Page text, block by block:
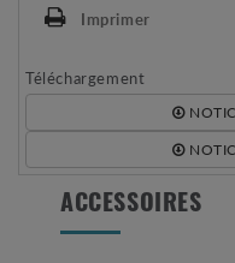
Imprimer
Téléchargement
ACCESSOIRES